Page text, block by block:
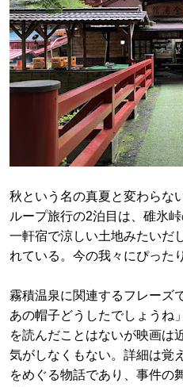
秋という名の真夏と変わらな
ループ旅行の2泊目は、碓氷
一軒宿で涼しい土地みたいだ
れている。今の我々にぴった
霧積温泉に関連するフレーズ
あの帽子どうしたでしょうね
を読んだことはないが映画は
気がしなくもない。詳細は覚
をめぐる物話であり、事件の